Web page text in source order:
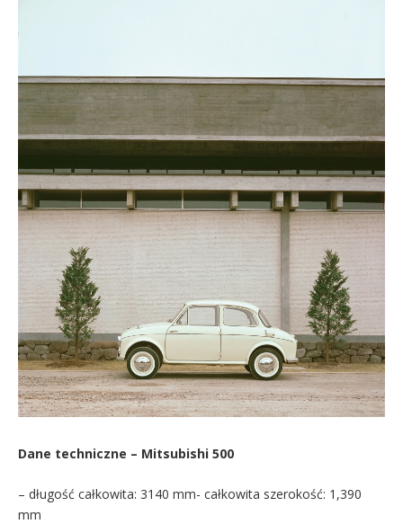
Dane techniczne – Mitsubishi 500
– długość całkowita: 3140 mm- całkowita szerokość: 1,390
mm